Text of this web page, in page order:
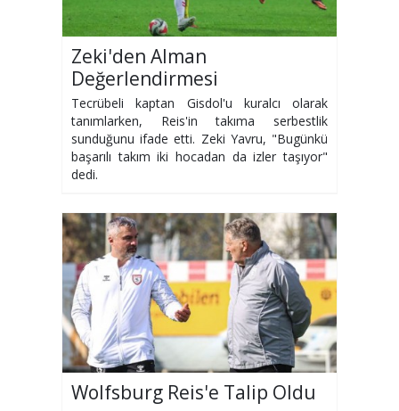
Zeki'den Alman
Değerlendirmesi
Tecrübeli kaptan Gisdol'u kuralcı olarak
tanımlarken, Reis'in takıma serbestlik
sunduğunu ifade etti. Zeki Yavru, "Bugünkü
başarılı takım iki hocadan da izler taşıyor"
dedi.
Wolfsburg Reis'e Talip Oldu